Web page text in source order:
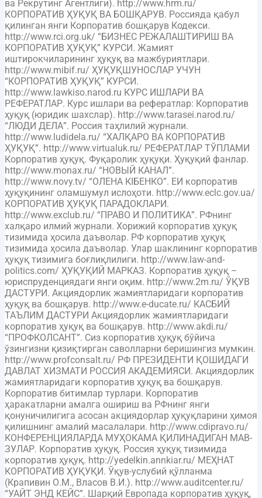
ва Рекрутинг Агентлиги). http://www.hrm.ru/
КОРПОРАТИВ ҲУҚУҚ ВА БОШҚАРУВ. Россияда қабул
қилинган янги Корпоратив бошқарув Кодекси.
http://www.rci.org.uk/ “БИЗНЕС РЕЖАЛАШТИРИШ ВА
КОРПОРАТИВ ҲУҚУҚ” КУРСИ. Жамият
иштирокчиларининг ҳуқуқ ва мажбуриятлари.
http://www.mibif.ru/ ҲУҚУҚШУНОСЛАР УЧУН
“КОРПОРАТИВ ҲУҚУҚ” КУРСИ.
http://www.lawkiso.narod.ru КУРС ИШЛАРИ ВА
РЕФЕРАТЛАР. Курс ишлари ва рефератлар: Корпоратив
ҳуқуқ (юридик шахслар). http://www.tarasei.narod.ru/
“ЛЮДИ ДЕЛА”. Россия таҳлилий журнали.
http://www.ludidela.ru/ “ХАЛҚАРО ВА КОРПОРАТИВ
ҲУҚУҚ”. http://www.virtualuk.ru/ РЕФЕРАТЛАР ТЎПЛАМИ
Корпоратив ҳуқуқ. Фуқаролик ҳуқуқи. Ҳуқуқий фанлар.
http://www.monax.ru/ “НОВЫЙ КАНАЛ”.
http://www.novy.tv/ “ОЛЕНА КIБЕНКО”. ЕИ корпоратив
ҳуқуқининг оламшумул ислоҳоти. http://www.eclc.gov.ua/
КОРПОРАТИВ ҲУҚУҚ ПАРАДОКЛАРИ.
http://www.exclub.ru/ “ПРАВО И ПОЛИТИКА”. РФнинг
халқаро илмий журнали. Хорижий корпоратив ҳуқуқ
тизимида ҳосила даъволар. РФ корпоратив ҳуқуқ
тизимида ҳосила даъволар. Улар шаклининг корпоратив
ҳуқуқ тизимига боғлиқлилиги. http://www.law-and-
politics.com/ ҲУҚУҚИЙ МАРКАЗ. Корпоратив ҳуқуқ –
юриспруденциядаги янги оқим. http://www.2m.ru/ ЎҚУВ
ДАСТУРИ. Акциядорлик жамиятларидаги корпоратив
ҳуқуқ ва бошқарув. http://www.e-ducate.ru/ КАСБИЙ
ТАЪЛИМ ДАСТУРИ Акциядорлик жамиятларидаги
корпоратив ҳуқуқ ва бошқарув. http://www.akdi.ru/
“ПРОФКОЛСАНТ”. Сиз корпоратив ҳуқуқ бўйича
ўзингизни қизиқтирган саволларни беришингиз мумкин.
http://www.profconsalt.ru/ РФ ПРЕЗИДЕНТИ ҚОШИДАГИ
ДАВЛАТ ХИЗМАТИ РОССИЯ АКАДЕМИЯСИ. Акциядорлик
жамиятларидаги корпоратив ҳуқуқ ва бошқарув.
Корпоратив битимлар турлари. Корпоратив
ҳаракатларни амалга ошириш ва РФнинг янги
қонуничилигига асосан акциядорлар ҳуқуқларини ҳимоя
қилишнинг амалий масалалари. http://www.cdipravo.ru/
КОНФЕРЕНЦИЯЛАРДА МУҲОКАМА ҚИЛИНАДИГАН МАВ-
ЗУЛАР. Корпоратив ҳуқуқ. Россия ҳуқуқ тизимида
корпоратив ҳуқуқ. http://yedelkin.annkiar.ru/ МЕҲНАТ
КОРПОРАТИВ ҲУҚУҚИ. Ўқув-услубий қўлланма
(Крапивин О.М., Власов В.И.). http://www.auditcenter.ru/
“УАЙТ ЭНД КЕЙС”. Шарқий Европада корпоратив ҳуқуқ,